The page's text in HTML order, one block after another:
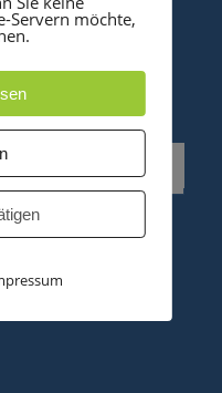
Servern möchte,